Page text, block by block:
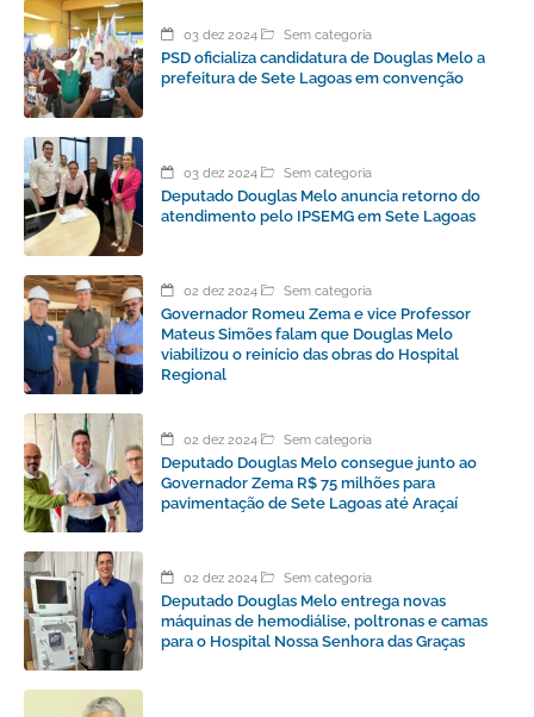
03 dez 2024 Sem categoria
PSD oficializa candidatura de Douglas Melo a
prefeitura de Sete Lagoas em convenção
03 dez 2024 Sem categoria
Deputado Douglas Melo anuncia retorno do
atendimento pelo IPSEMG em Sete Lagoas
02 dez 2024 Sem categoria
Governador Romeu Zema e vice Professor
Mateus Simões falam que Douglas Melo
viabilizou o reinício das obras do Hospital
Regional
02 dez 2024 Sem categoria
Deputado Douglas Melo consegue junto ao
Governador Zema R$ 75 milhões para
pavimentação de Sete Lagoas até Araçaí
02 dez 2024 Sem categoria
Deputado Douglas Melo entrega novas
máquinas de hemodiálise, poltronas e camas
para o Hospital Nossa Senhora das Graças